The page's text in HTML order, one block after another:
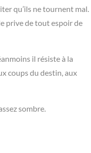
qu’ils ne tournent mal.
prive de tout espoir de
il résiste à la
coups du destin, aux
sombre.